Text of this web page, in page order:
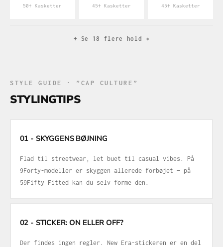
50+ Kasketter 45+ Kasketter 45+ Kasketter
+ Se 18 flere hold →
STYLE GUIDE · ”CAP CULTURE”
STYLINGTIPS
01 - SKYGGENS BØJNING
Flad til streetwear, let buet til casual vibes. På
9Forty-modeller er skyggen allerede forbøjet — på
59Fifty Fitted kan du selv forme den.
02 - STICKER: ON ELLER OFF?
Der findes ingen regler. New Era-stickeren er en del